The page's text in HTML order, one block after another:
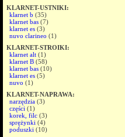
KLARNET-USTNIKI:
klarnet b (35)
klarnet bas (7)
klarnet es (3)
nuvo clarineo (1)
KLARNET-STROIKI:
klarnet alt (1)
klarnet B (58)
klarnet bas (10)
klarnet es (5)
nuvo (1)
KLARNET-NAPRAWA:
narzędzia (3)
części (1)
korek, filc (3)
sprężynki (4)
poduszki (10)